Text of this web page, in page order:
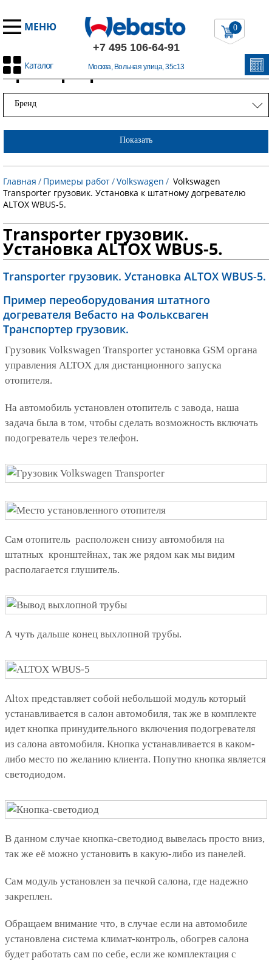
МЕНЮ
+7 495 106-64-91
Москва, Вольная улица, 35с13
Каталог
0
Примеры работ
Бренд
Показать
Главная / Примеры работ/Volkswagen / Volkswagen
Transporter грузовик. Установка к штатному догревателю
ALTOX WBUS-5.
Transporter грузовик.
Установка ALTOX WBUS-5.
Transporter грузовик. Установка ALTOX WBUS-5.
Пример переоборудования штатного
догревателя Вебасто на Фольксваген
Транспортер грузовик.
Грузовик Volkswagen Transporter установка GSM органа
управления ALTOX для дистанционного запуска
отопителя.
На автомобиль установлен отопитель с завода, наша
задача была в том, чтобы сделать возможность включать
подогреватель через телефон.
Сам отопитель расположен снизу автомобиля на
штатных кронштейнах, так же рядом как мы видим
располагается глушитель.
А чуть дальше конец выхлопной трубы.
Altox представляет собой небольшой модуль который
устанавливается в салон автомобиля, так же в комплекте
идет кнопка принудительного включения подогревателя
из салона автомобиля. Кнопка устанавливается в каком-
либо место по желанию клиента. Попутно кнопка является
светодиодом.
В данном случае кнопка-светодиод вывелась просто вниз,
так же её можно установить в какую-либо из панелей.
Сам модуль установлен за печкой салона, где надежно
закреплен.
Обращаем внимание что, в случае если на автомобиле
установлена система климат-контроль, обогрев салона
будет работать сам по себе, если же комплектация с